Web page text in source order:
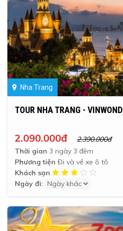
Nha Trang
TOUR NHA TRANG -
2.090.000đ
2.390.000đ
Thời gian 3 ngày 3 đêm
Phương tiện Đi và về xe ô tô
Khách sạn
Ngày đi: